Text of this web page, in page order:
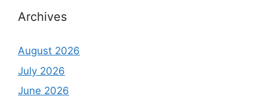
Archives
August 2026
July 2026
June 2026